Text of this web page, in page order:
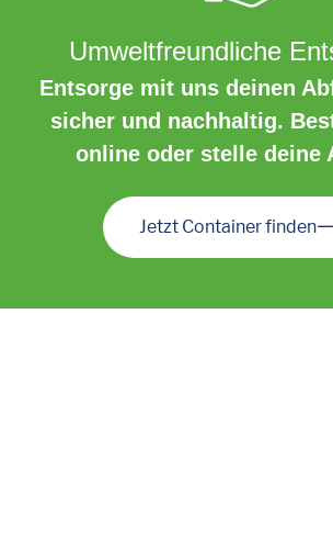
Umweltfreundliche
Entsorge mit uns deinen
sicher und nachhaltig.
online oder stelle deine
Jetzt Container finden